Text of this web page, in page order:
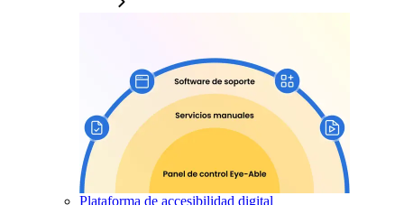
Plataforma de accesibilidad digital